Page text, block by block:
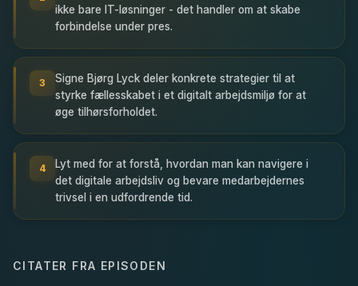
ikke bare IT-løsninger - det handler om at skabe
forbindelse under pres.
3
Signe Bjørg Lyck deler konkrete strategier til at
styrke fællesskabet i et digitalt arbejdsmiljø for at
øge tilhørsforholdet.
4
Lyt med for at forstå, hvordan man kan navigere i
det digitale arbejdsliv og bevare medarbejdernes
trivsel i en udfordrende tid.
CITATER FRA EPISODEN